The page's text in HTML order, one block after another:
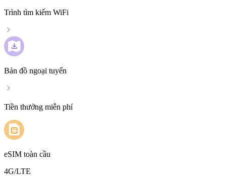
Trình tìm kiếm WiFi
Bản đồ ngoại tuyến
Tiền thưởng miễn phí
eSIM toàn cầu
4G/LTE